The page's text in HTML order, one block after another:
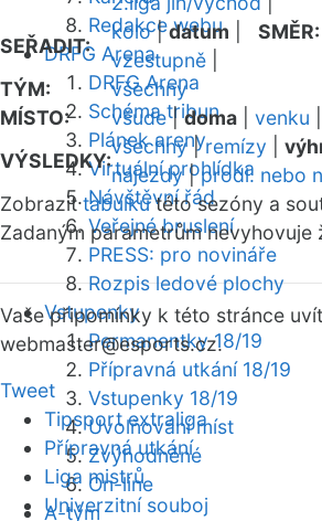
Redakce webu
DRFG Arena
DRFG Arena
Schéma tribun
Plánek areny
Virtuální prohlídka
Návštěvní řád
Veřejné bruslení
PRESS: pro novináře
Rozpis ledové plochy
Vstupenky
Permanentky 18/19
Přípravná utkání 18/19
Vstupenky 18/19
Uvolňování míst
Zvýhodněné
On-line
A-tým
SEŘADIT:
kolo|datum SMĚR:
vzestupně
TÝM:
všechny
MÍSTO:
všude|doma venku
VÝSLEDKY:
všechny|remízy
nájezdy|prodl. nebo
Zobrazittabulkutéto sezóny a
Zadaným parametrům nevyhovuje
Vaše připomínky k této stránce
webmaster@esports.cz.
Tweet
Tipsport extraliga
Přípravná utkání
Liga mistrů
Univerzitní souboj